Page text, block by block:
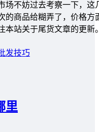
场不妨过去考察一下，这
的商品给糊弄了，价格
本站关于尾货文章的更新
发技巧
里